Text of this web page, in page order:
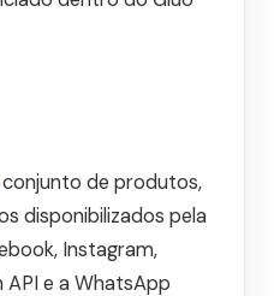
conjunto de produtos,
disponibilizados pela
Instagram,
API e a WhatsApp